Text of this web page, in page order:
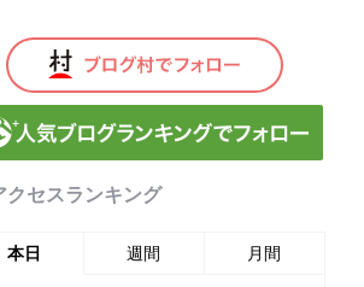
クセスランキング
本日 週間 月間